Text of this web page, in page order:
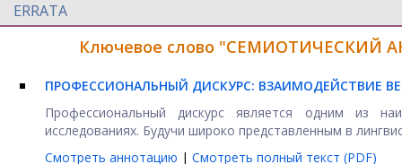
ERRATA
Ключевое слово "СЕМИОТИЧЕСКИЙ
ПРОФЕССИОНАЛЬНЫЙ ДИСКУРС: ВЗАИМОДЕЙСТВИЕ
Профессиональный дискурс является одним из
исследованиях. Будучи широко представленным в
Смотреть аннотацию | Смотреть полный текст (PDF)